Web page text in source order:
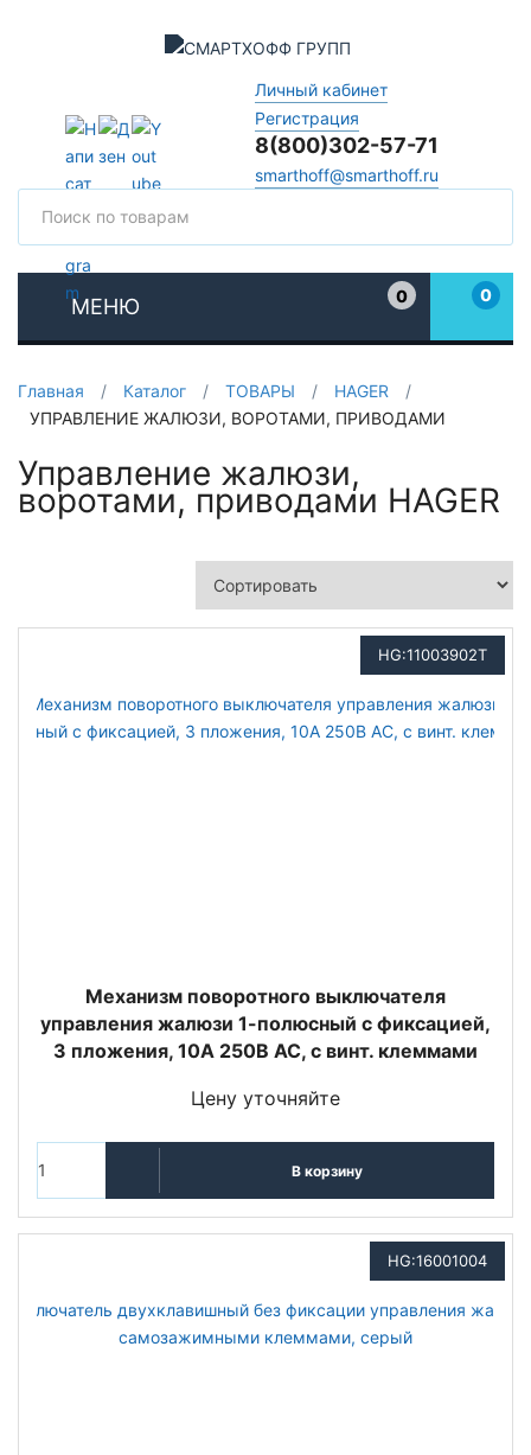
Личный кабинет
Регистрация
8(800)302-57-71
smarthoff@smarthoff.ru
МЕНЮ
0
0
Главная / Каталог / ТОВАРЫ / HAGER
/
УПРАВЛЕНИЕ ЖАЛЮЗИ, ВОРОТАМИ, ПРИВОДАМИ
Управление жалюзи,
воротами, приводами HAGER
HG:11003902T
Механизм поворотного выключателя
управления жалюзи 1-полюсный с фиксацией,
3 пложения, 10А 250В АС, с винт. клеммами
Цену уточняйте
В корзину
HG:16001004